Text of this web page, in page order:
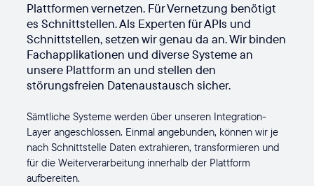
Plattformen vernetzen. Für Vernetzung benötigt
es Schnittstellen. Als Experten für APIs und
Schnittstellen, setzen wir genau da an. Wir binden
Fachapplikationen und diverse Systeme an
unsere Plattform an und stellen den
störungsfreien Datenaustausch sicher.
Sämtliche Systeme werden über unseren Integration-
Layer angeschlossen. Einmal angebunden, können wir je
nach Schnittstelle Daten extrahieren, transformieren und
für die Weiterverarbeitung innerhalb der Plattform
aufbereiten.